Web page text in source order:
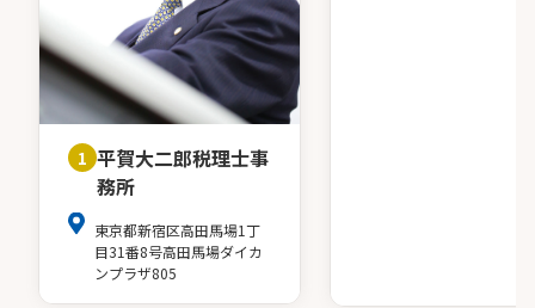
1 平賀大二郎税理士事
務所
東京都新宿区高田馬場1丁
目31番8号高田馬場ダイカ
ンプラザ805